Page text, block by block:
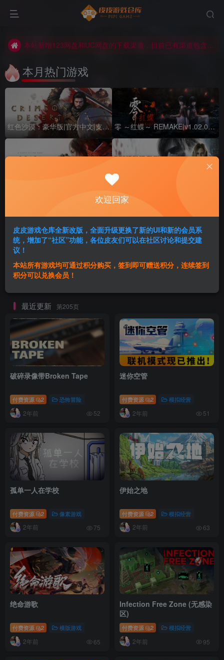
本站新增123网盘和UC网盘的下载渠道，目前已有渠道包含百度网盘，夸克网盘，迅雷网盘，天翼网盘，123网盘，UC网盘，本地下载等等!
本站新增123网盘和UC网盘的下载渠道，目前已有渠道包含百度网盘，夸克网盘，迅雷网盘，天翼网盘，123网盘，UC网盘，本地下载等等!
本月热门游戏
红色沙漠：豪华版|官方中文|支持手柄|Crimson Desert Deluxe Edition 零 ～红蝶～ REMAKE|v1.02.02|豪华版|官方中文|支持手柄|FATAL FRAME II: Crimson Butterfly REMAKE
死亡搁浅2：冥滩之上|豪华版|官方中文DEATH STRANDING 2: ON THE BEACH – Digital Deluxe Edition
剑星|官方中文|支持手柄|Stellar Blade（无动手能力请勿下载此游戏不要了联系管理员帮助) 仁王3|官方中文|支持手柄|Nioh 3
FIFA 22
最近更新 第205页
破碎录像带Broken Tape
付费资源 2 恐怖冒险
2年前 52
迷你空管
付费资源 2 模拟经营
2年前 51
孤单一人在学校
付费资源 2 像素游戏
2年前 75
伊始之地
付费资源 2 模拟经营
2年前 63
绝命游歌
付费资源 2 横版游戏
2年前 65
Infection Free Zone (无感染
区)
付费资源 2 模拟经营
2年前 95
欢迎回家
皮皮游戏仓库全新改版，全面升级更换了新的UI和新的会员系
统，增加了“社区”功能，各位皮友们可以在社区讨论和提交建
议！
本站所有游戏均可通过积分购买，签到即可赠送积分，连续签到
积分可以兑换会员！